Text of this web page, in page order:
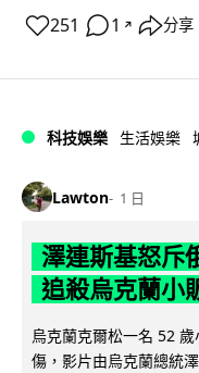
251 1 ↗ 分享
科技娛樂 生活娛樂
Lawton 1 日
澤連斯基怒斥
追殺烏克蘭小
烏克蘭克爾松一名 52
傷，影片由烏克蘭總統